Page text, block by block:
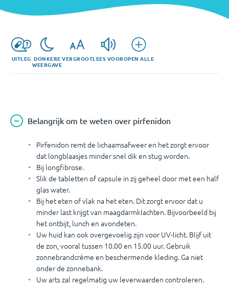
UITLEG DONKERE
WEERGAVE
VERGROOTLEES VOOROPEN ALLE
Belangrijk om te weten over pirfenidon
Pirfenidon remt de lichaamsafweer en het zorgt ervoor
dat longblaasjes minder snel dik en stug worden.
Bij longfibrose.
Slik de tabletten of capsule in zij geheel door met een half
glas water.
Bij het eten of vlak na het eten. Dit zorgt ervoor dat u
minder last krijgt van maagdarmklachten. Bijvoorbeeld bij
het ontbijt, lunch en avondeten.
Uw huid kan ook overgevoelig zijn voor UV-licht. Blijf uit
de zon, vooral tussen 10.00 en 15.00 uur. Gebruik
zonnebrandcrème en beschermende kleding. Ga niet
onder de zonnebank.
Uw arts zal regelmatig uw leverwaarden controleren.